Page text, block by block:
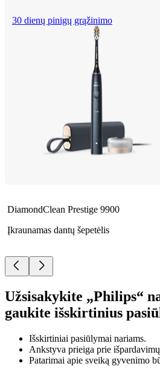
30 dienų pinigų grąžinimo
DiamondClean Prestige 9900
Įkraunamas dantų šepetėlis
Užsisakykite „Philips“
gaukite išskirtinius
Išskirtiniai pasiūlymai nariams.
Ankstyva prieiga prie
Patarimai apie sveiką gyvenimo